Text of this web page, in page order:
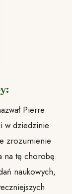
Pierre
w dziedzinie
zrozumienie
na tę chorobę.
naukowych,